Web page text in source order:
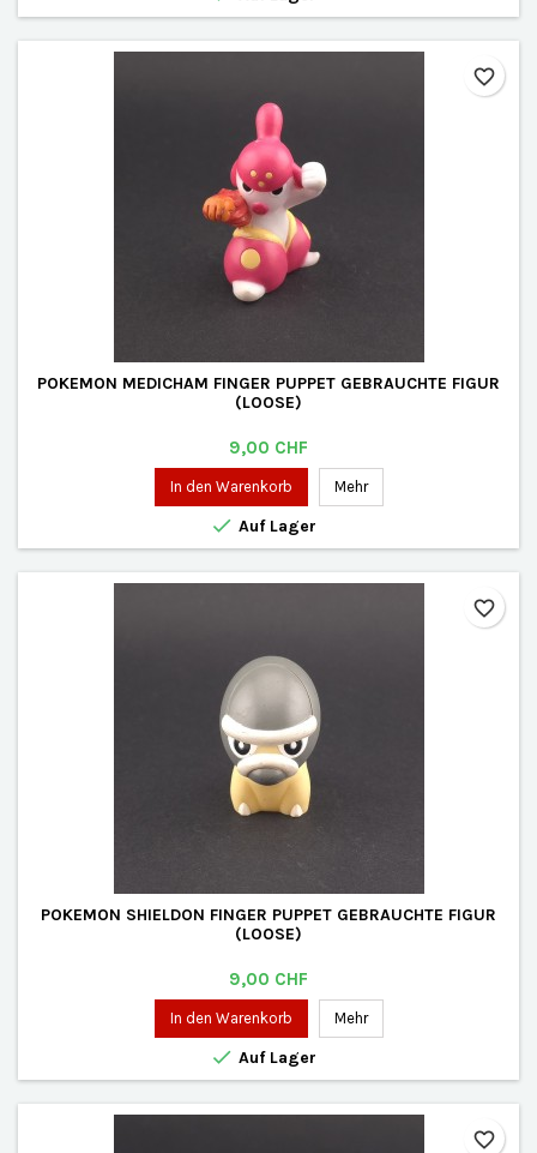
POKEMON MEDICHAM FINGER PUPPET GEBRAUCHTE FIGUR
(LOOSE)
Preis
9,00 CHF
In den Warenkorb Mehr
 Auf Lager
favorite_border
POKEMON SHIELDON FINGER PUPPET GEBRAUCHTE FIGUR
(LOOSE)
Preis
9,00 CHF
In den Warenkorb Mehr
 Auf Lager
favorite_border
favorite_border